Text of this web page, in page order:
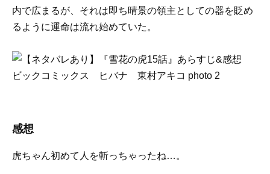
内で広まるが、それは即ち晴景の領主としての器を貶め
るように運命は流れ始めていた。
感想
虎ちゃん初めて人を斬っちゃったね…。